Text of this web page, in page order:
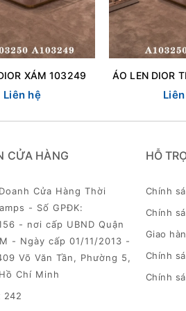
XÁM 103249
Liên hệ
CỬA HÀNG
Cửa Hàng Thời
- Số GPĐK:
- nơi cấp UBND Quận
- Ngày cấp 01/11/2013 -
Võ Văn Tần, Phường 5,
Chí Minh
242
HỖ
Chính
Chính
Giao
Chính
Chính